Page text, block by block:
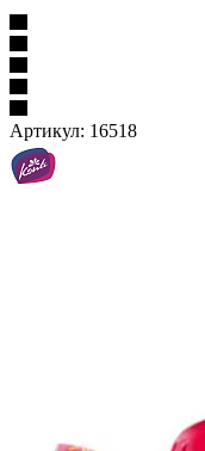
Артикул: 16518